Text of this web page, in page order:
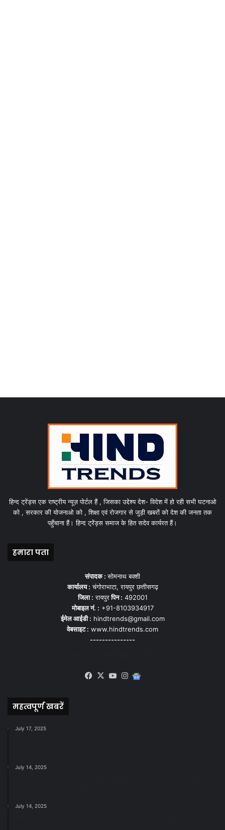
हिन्द ट्रेंड्स एक राष्ट्रीय न्यूज़ पोर्टल हैं , जिसका उद्देश्य देश- विदेश में हो रही सभी घटनाओ
को , सरकार की योजनाओ को , शिक्षा एवं रोजगार से जुड़ी खबरों को देश की जनता तक
पहुँचाना हैं। हिन्द ट्रेंड्स समाज के हित सदेव कार्यरत हैं।
हमारा पता
संपादक :सोमनाथ बक्शी
कार्यालय : चंगोराभाटा, रायपुर छत्तीसगढ़
जिला : रायपुरपिन : 492001
मोबाइल नं. : +91-8103934917
ईमेल आईडी : hindtrends@gmail.com
वेबसाइट : www.hindtrends.com
---------------
Facebook
X YouTubeInstagram
महत्वपूर्ण खबरें
July 17, 2025
July 14, 2025
July 14, 2025